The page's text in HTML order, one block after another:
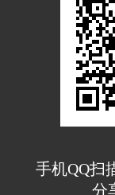
手机QQ扫
分